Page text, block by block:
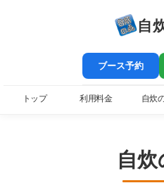
自
ブース予約
トップ 利用料金 自炊
自